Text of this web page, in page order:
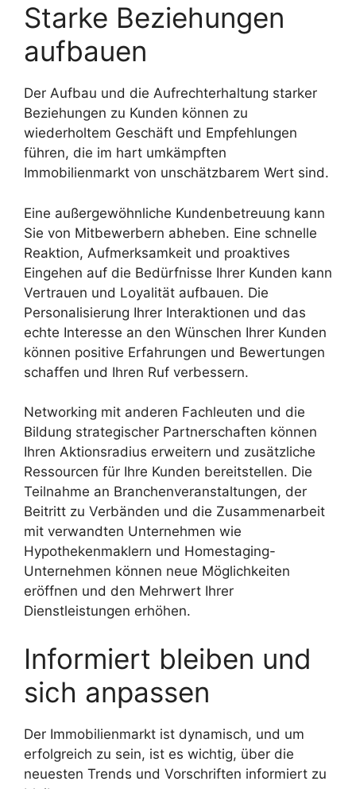
Starke Beziehungen
aufbauen
Der Aufbau und die Aufrechterhaltung starker
Beziehungen zu Kunden können zu
wiederholtem Geschäft und Empfehlungen
führen, die im hart umkämpften
Immobilienmarkt von unschätzbarem Wert sind.
Eine außergewöhnliche Kundenbetreuung kann
Sie von Mitbewerbern abheben. Eine schnelle
Reaktion, Aufmerksamkeit und proaktives
Eingehen auf die Bedürfnisse Ihrer Kunden kann
Vertrauen und Loyalität aufbauen. Die
Personalisierung Ihrer Interaktionen und das
echte Interesse an den Wünschen Ihrer Kunden
können positive Erfahrungen und Bewertungen
schaffen und Ihren Ruf verbessern.
Networking mit anderen Fachleuten und die
Bildung strategischer Partnerschaften können
Ihren Aktionsradius erweitern und zusätzliche
Ressourcen für Ihre Kunden bereitstellen. Die
Teilnahme an Branchenveranstaltungen, der
Beitritt zu Verbänden und die Zusammenarbeit
mit verwandten Unternehmen wie
Hypothekenmaklern und Homestaging-
Unternehmen können neue Möglichkeiten
eröffnen und den Mehrwert Ihrer
Dienstleistungen erhöhen.
Informiert bleiben und
sich anpassen
Der Immobilienmarkt ist dynamisch, und um
erfolgreich zu sein, ist es wichtig, über die
neuesten Trends und Vorschriften informiert zu